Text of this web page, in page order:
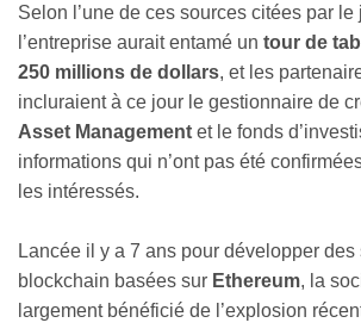
Selon l’une de ces sources citées par le
l’entreprise aurait entamé un tour de
250 millions de dollars, et les
incluraient à ce jour le gestionnaire de
Asset Management et le fonds
informations qui n’ont pas été
les intéressés.
Lancée il y a 7 ans pour développer
blockchain basées sur Ethereum, la
largement bénéficié de l’explosion